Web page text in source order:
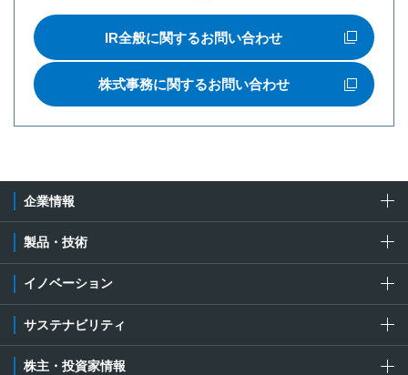
IR全般に関するお問い合わせ
新規ウィンドウを開きます
株式事務に関するお問い合わせ
新規ウィンドウを開きます
企業情報
製品・技術
イノベーション
サステナビリティ
株主・投資家情報